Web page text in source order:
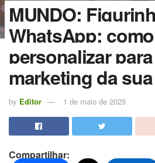
MUNDO:
WhatsApp:
personalizar
marketing da
by Editor 1 de maio de 2025
Compartilhar: